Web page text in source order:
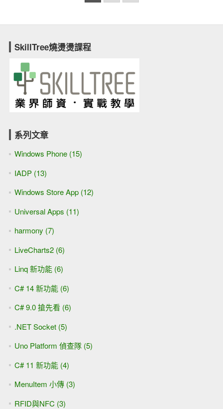
SkillTree燒燙燙課程
系列文章
Windows Phone (15)
IADP (13)
Windows Store App (12)
Universal Apps (11)
harmony (7)
LiveCharts2 (6)
Linq 新功能 (6)
C# 14 新功能 (6)
C# 9.0 搶先看 (6)
.NET Socket (5)
Uno Platform 偵查隊 (5)
C# 11 新功能 (4)
MenuItem 小傳 (3)
RFID與NFC (3)